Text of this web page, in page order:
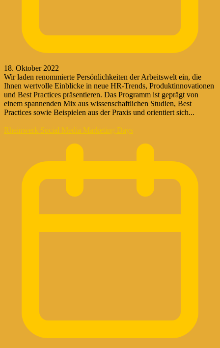
18. Oktober 2022
Wir laden renommierte Persönlichkeiten der Arbeitswelt ein, die
Ihnen wertvolle Einblicke in neue HR-Trends, Produktinnovationen
und Best Practices präsentieren. Das Programm ist geprägt von
einem spannenden Mix aus wissenschaftlichen Studien, Best
Practices sowie Beispielen aus der Praxis und orientiert sich...
Rheinwerk Social Media Marketing Days